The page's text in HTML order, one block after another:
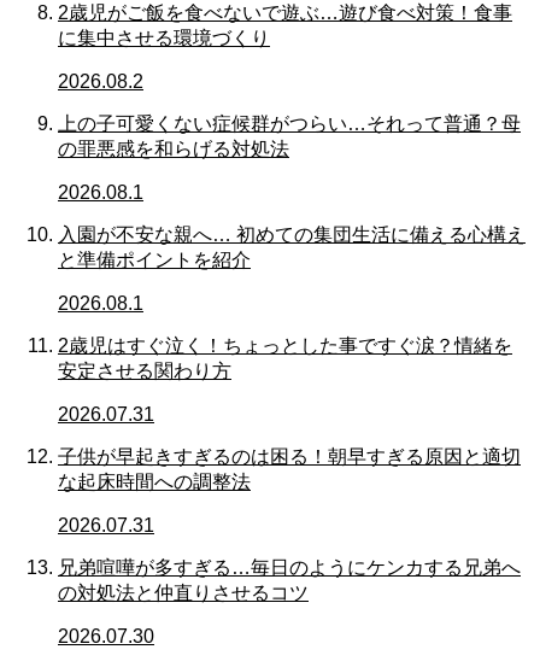
2歳児がご飯を食べないで遊ぶ…遊び食べ対策！食事
に集中させる環境づくり
2026.08.2
上の子可愛くない症候群がつらい…それって普通？母
の罪悪感を和らげる対処法
2026.08.1
入園が不安な親へ… 初めての集団生活に備える心構え
と準備ポイントを紹介
2026.08.1
2歳児はすぐ泣く！ちょっとした事ですぐ涙？情緒を
安定させる関わり方
2026.07.31
子供が早起きすぎるのは困る！朝早すぎる原因と適切
な起床時間への調整法
2026.07.31
兄弟喧嘩が多すぎる…毎日のようにケンカする兄弟へ
の対処法と仲直りさせるコツ
2026.07.30